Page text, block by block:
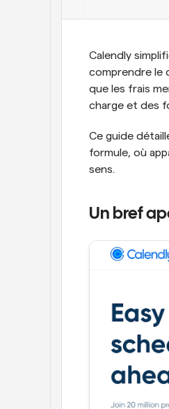
Calendly
comprendre le
que les frais
charge et des
Ce guide
formule, où
sens.
Un bref